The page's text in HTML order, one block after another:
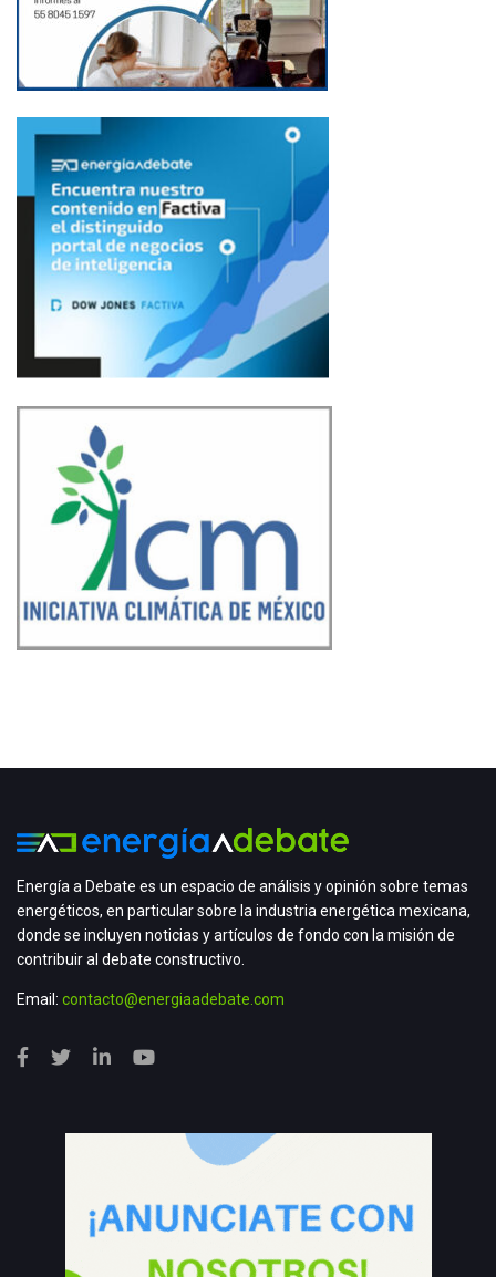
Energía a Debate es un espacio de análisis y opinión sobre temas
energéticos, en particular sobre la industria energética mexicana,
donde se incluyen noticias y artículos de fondo con la misión de
contribuir al debate constructivo.
Email: contacto@energiaadebate.com